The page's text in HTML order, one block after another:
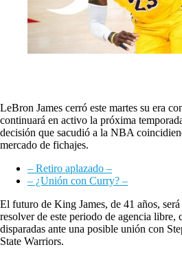
LeBron James cerró este martes su era
continuará en activo la próxima
decisión que sacudió a la NBA
mercado de fichajes.
– Retiro aplazado –
– ¿Unión con Curry? –
El futuro de King James, de 41 años,
resolver de este periodo de agencia libre,
disparadas ante una posible unión con
State Warriors.